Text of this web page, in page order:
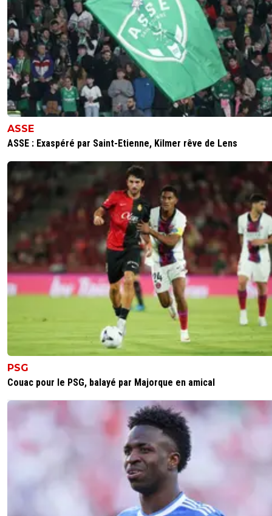
3+ Répondre
Maubelan-OL 17 juin 2026 à 19:51 +2038
Il ne veut pas partir , il veut partir
Il est intransférable , ou pas
Tant que les problèmes financiers ne seront pas réglés
qu'Ares et Kang n'auront pas pris le contrôle effectif (ce
saurait tarder)
Ce ne seront que des mots.
17 juin 2026 à 20:23 253
C'est déjà une bonne chose de s 'éviter une
saignée avec la famille Kaminski mais plutôt de
poursuivre avec Kang(Arès).
+ Répondre
mopi69 17 juin 2026 à 18:18 +1293
Moreira est arrivé sans problème physique pour 2
Duranville les a enchainés, et devrait couter au moins 3
plus. Pas du tout convaincu par ce pari. Et surtout très
triste du départ de Moreira. La pire vente depuis
Paquetà, Guimaraes... Marre de se faire piller nos talents.
Je suis d'accord avec toi en peu de temps on
piller pour combler les caisses
Barcola , Gusto, Lukeba
Guimaraes, Paqueta
Mikautadze, Cherki
J'ai peur pour Moreira, Morton, Sulc, Fofana
Répondre
ASSE
ASSE : Exaspéré par Saint-Etienne, Kilmer rêve de Lens
PSG
Couac pour le PSG, balayé par Majorque en amical